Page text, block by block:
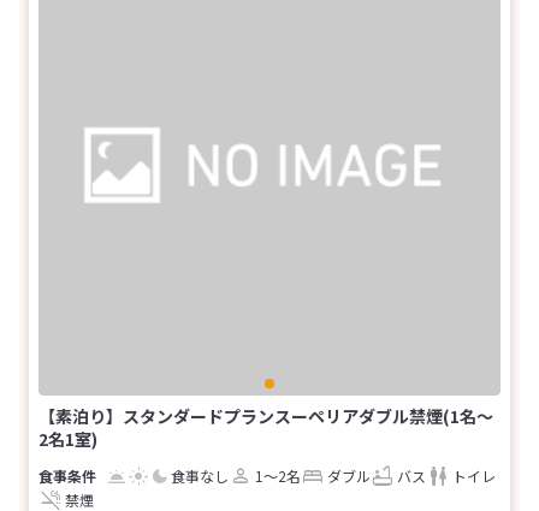
【素泊り】スタンダードプランスーペリアダブル禁煙(1名～
2名1室)
食事なし 1～2名 ダブル バス
トイレ
禁煙